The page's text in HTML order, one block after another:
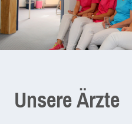
Unsere Ärzte